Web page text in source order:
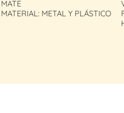
MATE
MATERIAL: METAL Y PLÁSTICO